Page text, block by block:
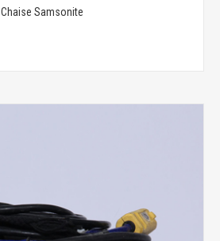
Chaise Samsonite